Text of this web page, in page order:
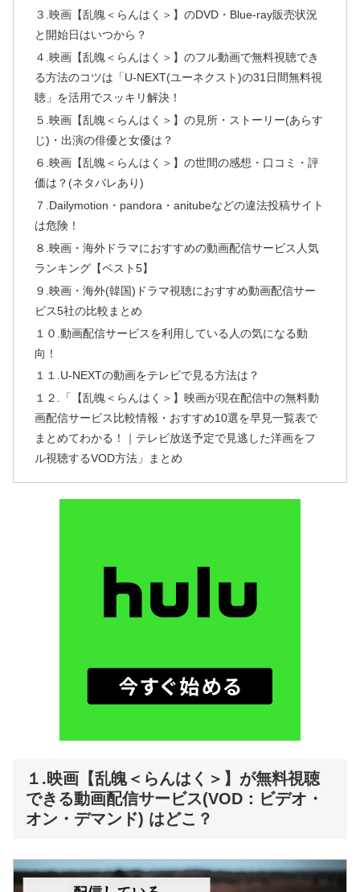
３.映画【乱魄＜らんはく＞】のDVD・Blue-ray販売状況
と開始日はいつから？
４.映画【乱魄＜らんはく＞】のフル動画で無料視聴でき
る方法のコツは「U-NEXT(ユーネクスト)の31日間無料視
聴」を活用でスッキリ解決！
５.映画【乱魄＜らんはく＞】の見所・ストーリー(あらす
じ)・出演の俳優と女優は？
６.映画【乱魄＜らんはく＞】の世間の感想・口コミ・評
価は？(ネタバレあり)
７.Dailymotion・pandora・anitubeなどの違法投稿サイト
は危険！
８.映画・海外ドラマにおすすめの動画配信サービス人気
ランキング【ベスト5】
９.映画・海外(韓国)ドラマ視聴におすすめ動画配信サー
ビス5社の比較まとめ
１０.動画配信サービスを利用している人の気になる動
向！
１１.U-NEXTの動画をテレビで見る方法は？
１２.「【乱魄＜らんはく＞】映画が現在配信中の無料動
画配信サービス比較情報・おすすめ10選を早見一覧表で
まとめてわかる！｜テレビ放送予定で見逃した洋画をフ
ル視聴するVOD方法」まとめ
１.映画【乱魄＜らんはく＞】が無料視聴
できる動画配信サービス(VOD：ビデオ・
オン・デマンド) はどこ？